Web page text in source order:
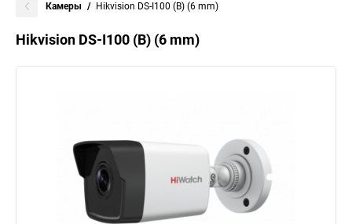
Камеры Hikvision DS-I100 (B) (6 mm)
Hikvision DS-I100 (B) (6 mm)